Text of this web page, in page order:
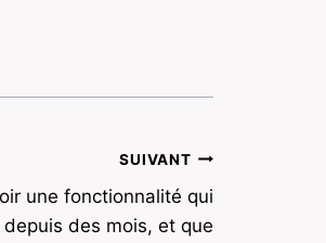
SUIVANT
une fonctionnalité qui
des mois, et que